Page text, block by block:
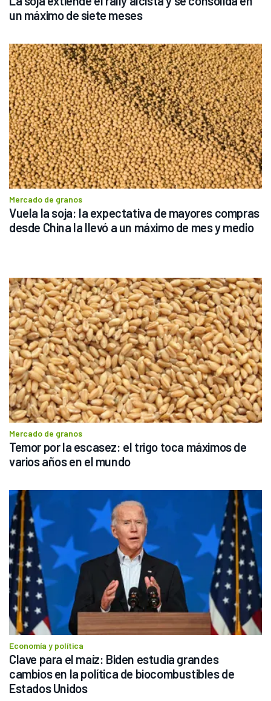
un máximo de siete meses
Mercado de granos
Vuela la soja: la expectativa de mayores compras
desde China la llevó a un máximo de mes y medio
Mercado de granos
Temor por la escasez: el trigo toca máximos de
varios años en el mundo
Economía y política
Clave para el maíz: Biden estudia grandes
cambios en la política de biocombustibles de
Estados Unidos